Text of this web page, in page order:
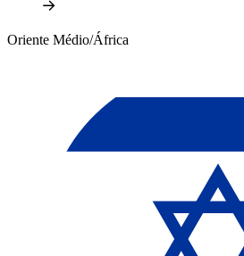
Oriente Médio/África​​